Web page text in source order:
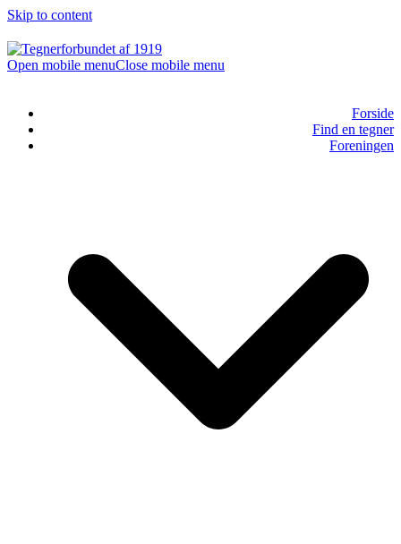
Skip to content
Open mobile menuClose mobile menu
Forside
Find en tegner
Foreningen